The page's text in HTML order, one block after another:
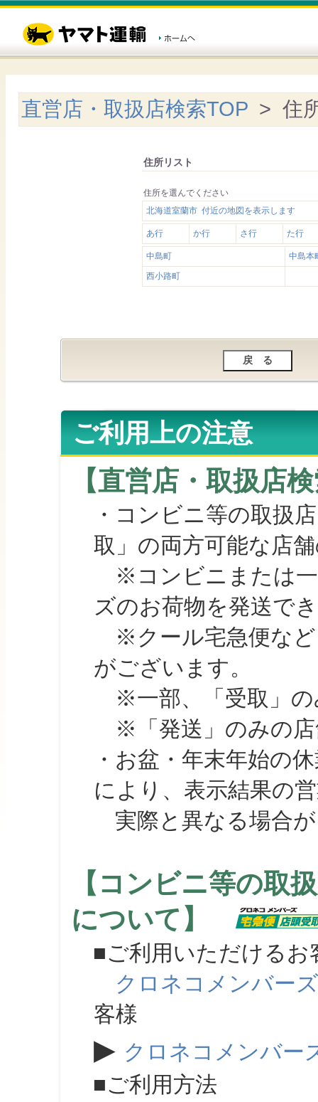
直営店・取扱店検索TOP > 住
住所リスト
住所を選んでください
北海道室蘭市 付近の地図を表示します
あ行 か行 さ行 た行
中島町
中島本
西小路町
ご利用上の注意
【直営店・取扱店
・コンビニ等の取扱
取」の両方可能な店
※コンビニまたは一
ズのお荷物を発送で
※クール宅急便など
がございます。
※一部、「受取」の
※「発送」のみの店
・お盆・年末年始の
により、表示結果の
実際と異なる場合が
【コンビニ等の取
について】
■ご利用いただけるお
クロネコメンバーズ
客様
▶ クロネコメンバー
■ご利用方法